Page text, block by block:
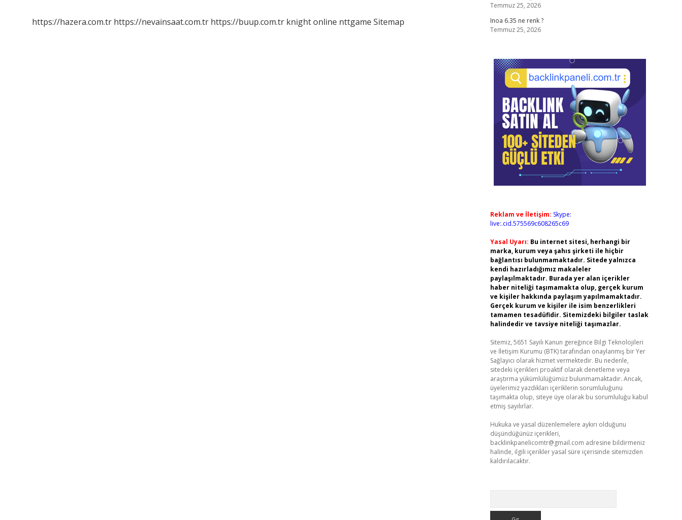
https://hazera.com.tr https://nevainsaat.com.tr https://buup.com.tr knight online nttgame Sitemap
Temmuz 25, 2026
Inoa 6.35 ne renk ?
Temmuz 25, 2026
Reklam ve İletişim: Skype:
live:.cid.575569c608265c69
Yasal Uyarı: Bu internet sitesi, herhangi bir
marka, kurum veya şahıs şirketi ile hiçbir
bağlantısı bulunmamaktadır. Sitede yalnızca
kendi hazırladığımız makaleler
paylaşılmaktadır. Burada yer alan içerikler
haber niteliği taşımamakta olup, gerçek kurum
ve kişiler hakkında paylaşım yapılmamaktadır.
Gerçek kurum ve kişiler ile isim benzerlikleri
tamamen tesadüfidir. Sitemizdeki bilgiler taslak
halindedir ve tavsiye niteliği taşımazlar.
Sitemiz, 5651 Sayılı Kanun gereğince Bilgi Teknolojileri
ve İletişim Kurumu (BTK) tarafından onaylanmış bir Yer
Sağlayıcı olarak hizmet vermektedir. Bu nedenle,
sitedeki içerikleri proaktif olarak denetleme veya
araştırma yükümlülüğümüz bulunmamaktadır. Ancak,
üyelerimiz yazdıkları içeriklerin sorumluluğunu
taşımakta olup, siteye üye olarak bu sorumluluğu kabul
etmiş sayılırlar.
Hukuka ve yasal düzenlemelere aykırı olduğunu
düşündüğünüz içerikleri,
backlinkpanelicomtr@gmail.com adresine bildirmeniz
halinde, ilgili içerikler yasal süre içerisinde sitemizden
kaldırılacaktır.